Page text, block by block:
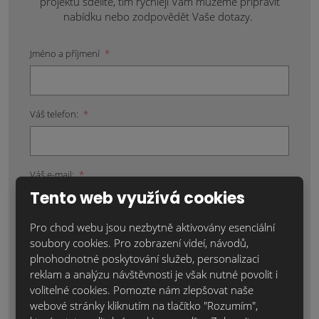
nabídku nebo zodpovědět Vaše dotazy.
Jméno a příjmení *
Váš telefon: *
Váš e-mail: *
Místo realizace: *
Položky označené hvězdičkou (*) jsou povinné.
Tento web využívá cookies
Pro chod webu jsou nezbytně aktivovány esenciální
soubory cookies. Pro zobrazení videí, návodů,
plnohodnotné poskytování služeb, personalizaci
reklam a analýzu návštěvnosti je však nutné povolit i
volitelné cookies. Pomozte nám zlepšovat naše
webové stránky kliknutím na tlačítko "Rozumím",